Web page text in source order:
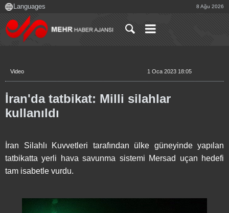
8 Ağu 2026
Video 1 Oca 2023 18:05
İran'da tatbikat: Milli silahlar
kullanıldı
İran Silahlı Kuvvetleri tarafından ülke güneyinde yapılan
tatbikatta yerli hava savunma sistemi Mersad uçan hedefi
tam isabetle vurdu.